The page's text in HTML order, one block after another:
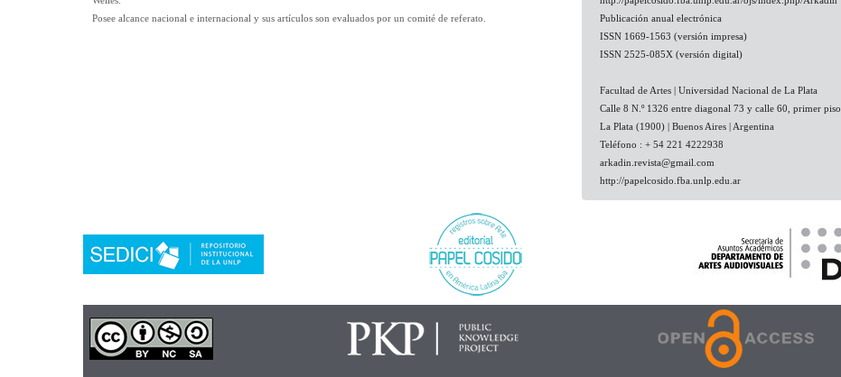
Posee alcance nacional e internacional y sus artículos son evaluados por un comité de referato.
Publicación anual electrónica
ISSN 1669-1563 (versión impresa)
ISSN 2525-085X (versión digital)
Facultad de Artes | Universidad Nacional de La Plata
Calle 8 N.º 1326 entre diagonal 73 y calle 60, primer piso
La Plata (1900) | Buenos Aires | Argentina
Teléfono : + 54 221 4222938
arkadin.revista@gmail.com
http://papelcosido.fba.unlp.edu.ar